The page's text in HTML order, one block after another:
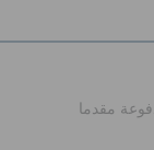
مقدما